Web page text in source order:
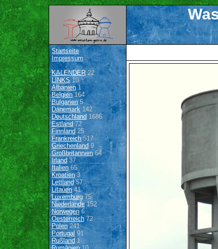
Startseite
Impressum
KALENDER22
LINKS10
Albanien1
Belgien164
Bulgarien 5
Dänemark142
Deutschland 1686
Estland 72
Finnland 25
Frankreich517
Griechenland9
Großbritannien64
Irland 37
Italien65
Kroatien3
Lettland57
Litauen41
Luxemburg 75
Niederlande152
Norwegen6
Oesterreich72
Polen 241
Portugal91
Rußland 1